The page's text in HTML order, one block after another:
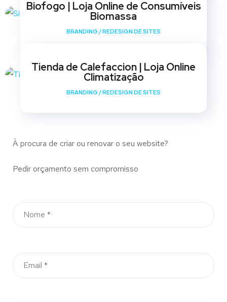
Biofogo | Loja Online de Consumíveis
Biomassa
BRANDING /REDESIGN DE SITES
Tienda de Calefaccion | Loja Online
Climatização
BRANDING /REDESIGN DE SITES
À procura de criar ou renovar o seu website?
Pedir orçamento sem compromisso